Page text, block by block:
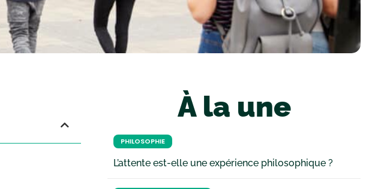
À la une
PHILOSOPHIE
L’attente est-elle une expérience philosophique ?